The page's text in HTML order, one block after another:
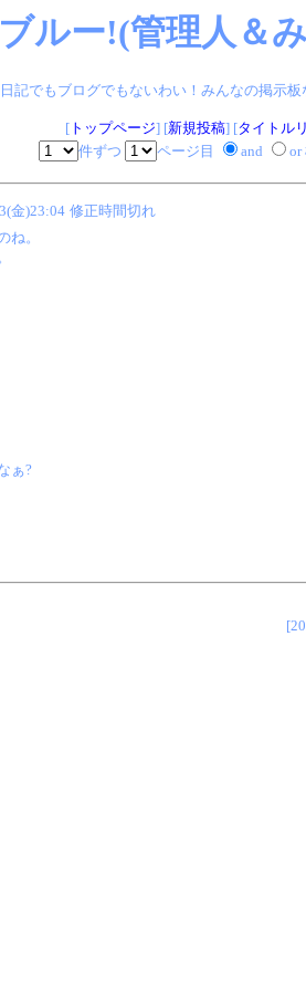
ルー!(管理人＆
記でもブログでもないわい！みんなの掲示
[トップページ] [新規投稿] [タイトル
件ずつ
ページ目 and or
金)23:04 修正時間切れ
ね。
ぁ?